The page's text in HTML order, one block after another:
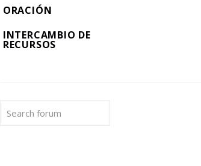
ORACIÓN
INTERCAMBIO DE
RECURSOS